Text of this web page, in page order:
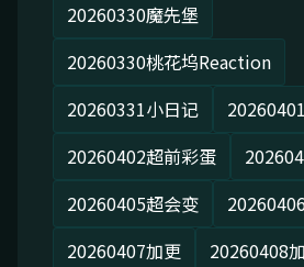
20260330魔先堡
20260330桃花坞Reaction
20260331小日记
20260402超前彩蛋
20260405超会变
20260407加更
20260408